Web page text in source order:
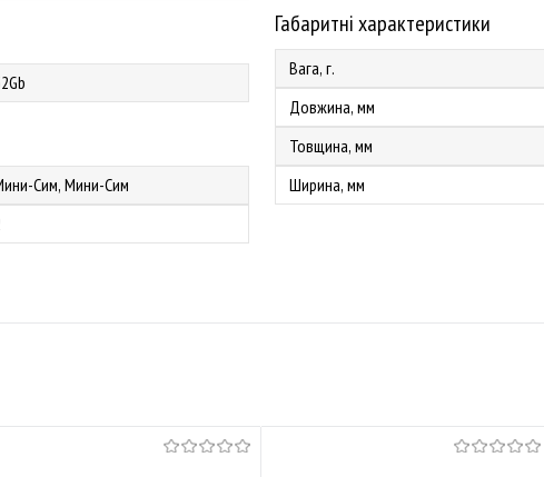
Сим, Мини-Сим
Габаритні характеристики
Вага, г.
Довжина, мм
Товщина, мм
Ширина, мм